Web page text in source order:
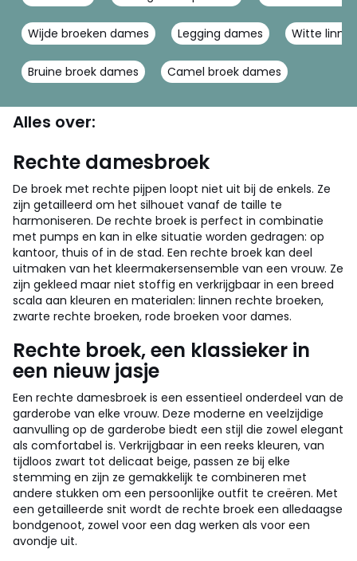
Wijde broeken dames Legging dames Witte
Bruine broek dames Camel broek dames
Alles over:
Rechte damesbroek
De broek met rechte pijpen loopt niet uit bij de enkels. Ze
zijn getailleerd om het silhouet vanaf de taille te
harmoniseren. De rechte broek is perfect in combinatie
met pumps en kan in elke situatie worden gedragen: op
kantoor, thuis of in de stad. Een rechte broek kan deel
uitmaken van het kleermakersensemble van een vrouw. Ze
zijn gekleed maar niet stoffig en verkrijgbaar in een breed
scala aan kleuren en materialen: linnen rechte broeken,
zwarte rechte broeken, rode broeken voor dames.
Rechte broek, een klassieker in
een nieuw jasje
Een rechte damesbroek is een essentieel onderdeel van de
garderobe van elke vrouw. Deze moderne en veelzijdige
aanvulling op de garderobe biedt een stijl die zowel elegant
als comfortabel is. Verkrijgbaar in een reeks kleuren, van
tijdloos zwart tot delicaat beige, passen ze bij elke
stemming en zijn ze gemakkelijk te combineren met
andere stukken om een persoonlijke outfit te creëren. Met
een getailleerde snit wordt de rechte broek een alledaagse
bondgenoot, zowel voor een dag werken als voor een
avondje uit.